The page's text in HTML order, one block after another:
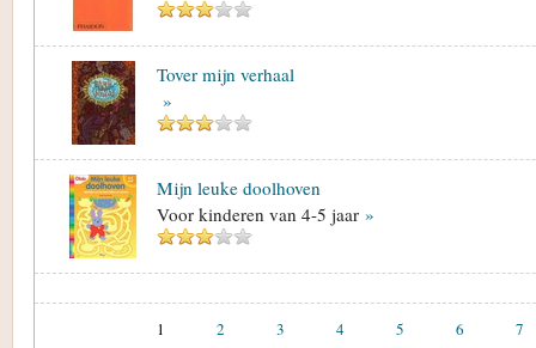
Tover mijn verhaal
»
Mijn leuke doolhoven
Voor kinderen van 4-5 jaar »
1 2 3 4 5 6 7